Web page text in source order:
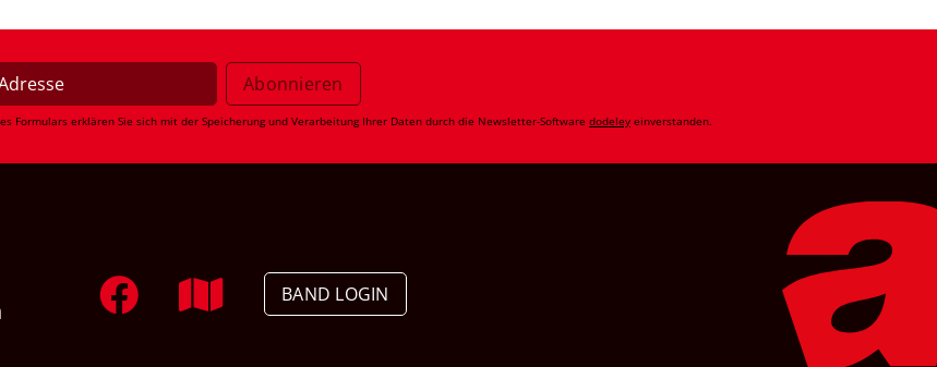
Formulars erklären Sie sich mit der Speicherung und Verarbeitung Ihrer Daten durch die Newsletter-Software dodeley einverstanden.
BAND LOGIN